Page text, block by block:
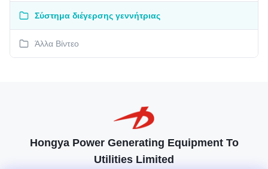
Σύστημα διέγερσης γεννήτριας
Άλλα Βίντεο
Hongya Power Generating Equipment To
Utilities Limited